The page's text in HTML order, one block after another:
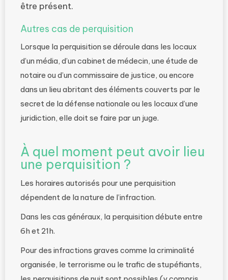
être présent.
Autres cas de perquisition
Lorsque la perquisition se déroule dans les locaux
d’un média, d’un cabinet de médecin, une étude de
notaire ou d’un commissaire de justice, ou encore
dans un lieu abritant des éléments couverts par le
secret de la défense nationale ou les locaux d’une
juridiction, elle doit se faire par un juge.
À quel moment peut avoir lieu
une perquisition ?
Les horaires autorisés pour une perquisition
dépendent de la nature de l’infraction.
Dans les cas généraux, la perquisition débute entre
6h et 21h.
Pour des infractions graves comme la criminalité
organisée, le terrorisme ou le trafic de stupéfiants,